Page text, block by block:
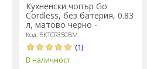
Кухненски чопър Go
Cordless, без батерия, 0.83
л, матово черно -
KitchenAid
Код: 5KTCR350BM
(1)
В наличност